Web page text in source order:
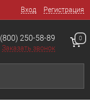
Вход Регистрация
250-58-89
Заказать звонок
0